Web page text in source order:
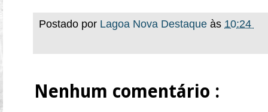
Postado por Lagoa Nova Destaque às 10:24
Nenhum comentário :